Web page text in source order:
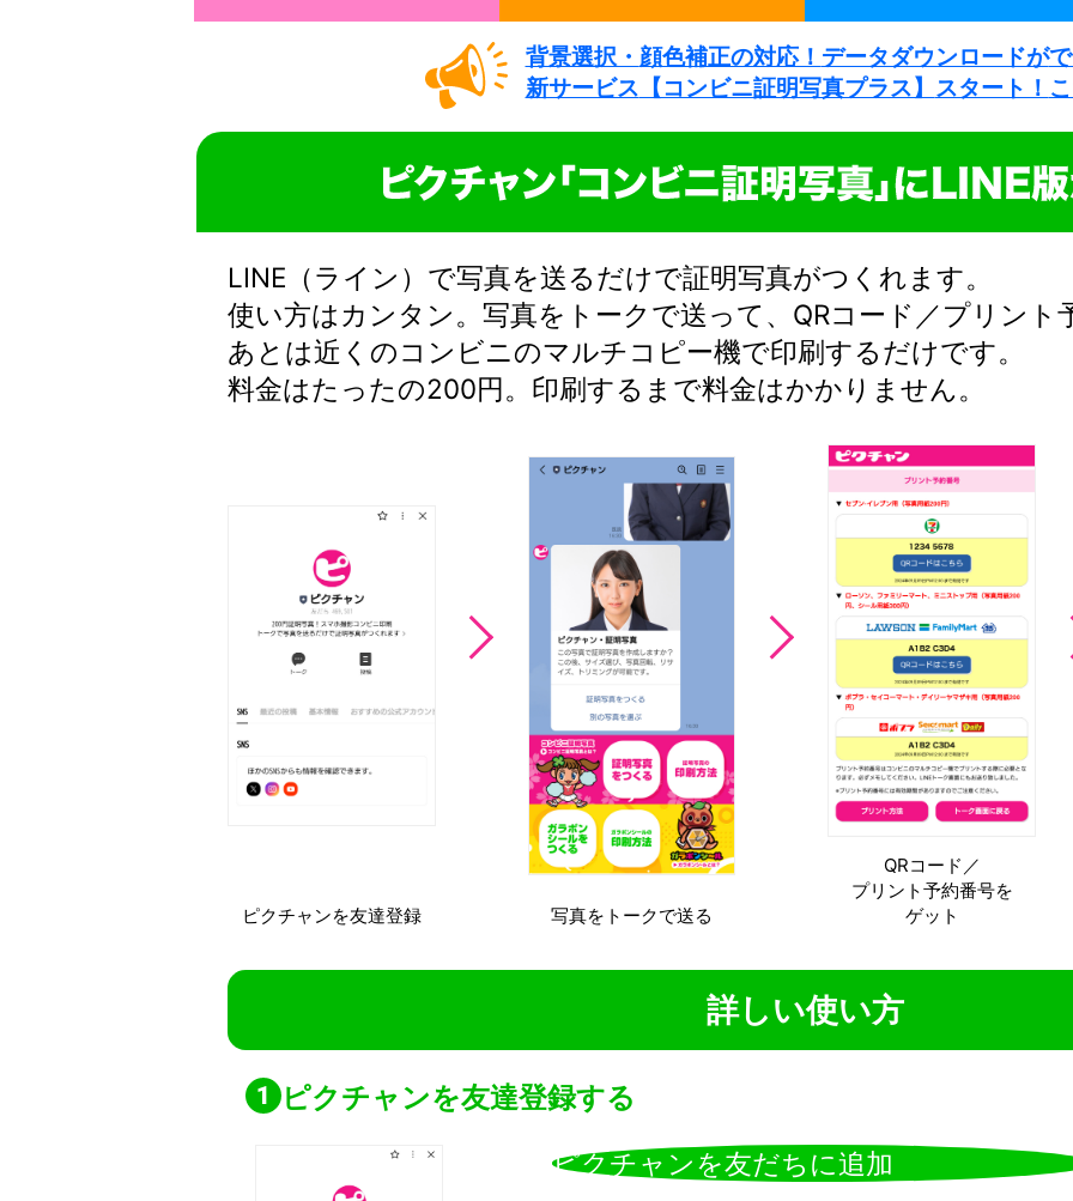
背景選択・ 顔色補正の対応！ データダウンロードが
新サービス 【コンビニ証明写真プラス】 スタート！
LINE（ライン）で写真を送るだけで証明写真がつくれます。
使い方はカンタン。写真をトークで送って、QRコード／プリント
あとは近くのコンビニのマルチコピー機で印刷するだけです。
料金はたったの200円。印刷するまで料金はかかりません。
ピクチャンを友達登録 写真をトークで送る
QRコード／
プリント予約番号を
ゲット
詳しい使い方
ピクチャンを友達登録する
ピクチャンを友だちに追加